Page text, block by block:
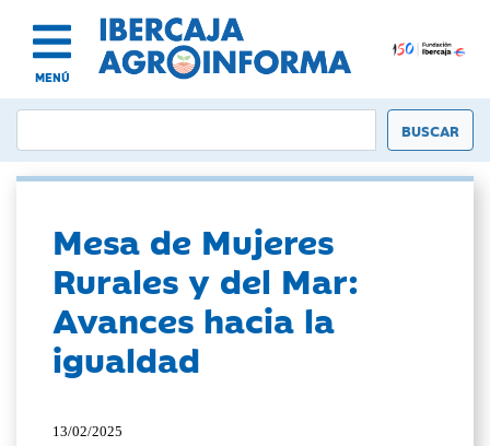
MENÚ
Mesa de Mujeres
Rurales y del Mar:
Avances hacia la
igualdad
13/02/2025